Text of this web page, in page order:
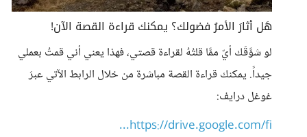
هَل أثارَ الأمرُ فضولك؟ يمكنك قراءة القصة الآن!
لو شوَّقَك أيّ ممَّا قلتُهُ لقراءة قصتي، فهذا يعني أني قمتُ بعملي
جيداً. يمكنك قراءة القصة مباشرة من خلال الرابط الآتي عبرَ
غوغل درايف:
https://drive.google.com/fi...